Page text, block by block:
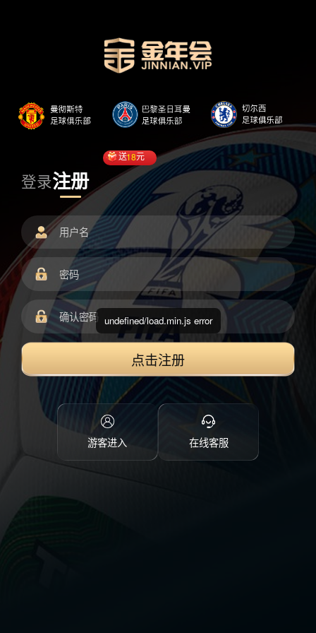
登录注册
送18元
点击注册
游客进入 在线客服
undefined/load.min.js error